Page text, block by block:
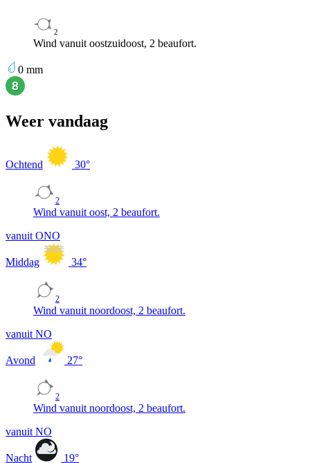
2
Wind vanuit oostzuidoost, 2 beaufort.
0 mm
Weer vandaag
Ochtend 30°
2
Wind vanuit oost, 2 beaufort.
vanuit ONO
Middag 34°
2
Wind vanuit noordoost, 2 beaufort.
vanuit NO
Avond 27°
2
Wind vanuit noordoost, 2 beaufort.
vanuit NO
Nacht 19°